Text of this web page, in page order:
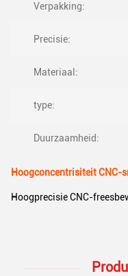
Verpakking:
Precisie:
Materiaal:
type:
Duurzaamheid:
Hoogconcentrisiteit CNC-
Hoogprecisie CNC-